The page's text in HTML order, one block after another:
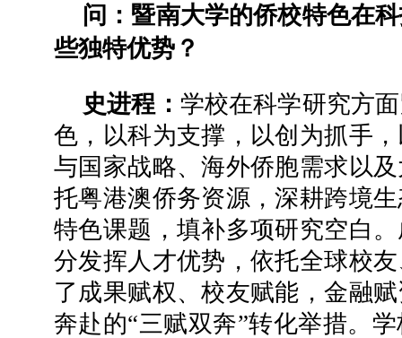
问：暨南大学的侨校特色在
些独特优势？
史进程： 学校在科学研究方
色，以科为支撑，以创为抓手
与国家战略、海外侨胞需求以
托粤港澳侨务资源，深耕跨境
特色课题，填补多项研究空白
分发挥人才优势，依托全球校
了成果赋权、校友赋能，金融
奔赴的“三赋双奔”转化举措。